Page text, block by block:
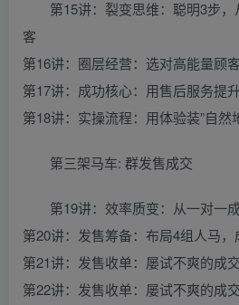
第15讲：裂变思维：聪明3步
客
第16讲：圈层经营：选对高能量顾
第17讲：成功核心：用售后服务提
第18讲：实操流程：用体验装”自然
第三架马车: 群发售成交
第19讲：效率质变：从一对一
第20讲：发售筹备：布局4组人马
第21讲：发售收单：屡试不爽的成交
第22讲：发售收单：屡试不爽的成交